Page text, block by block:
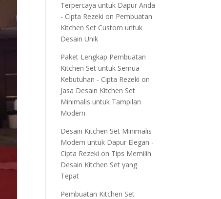
Terpercaya untuk Dapur Anda
- Cipta Rezeki on Pembuatan
Kitchen Set Custom untuk
Desain Unik
Paket Lengkap Pembuatan
Kitchen Set untuk Semua
Kebutuhan - Cipta Rezeki on
Jasa Desain Kitchen Set
Minimalis untuk Tampilan
Modern
Desain Kitchen Set Minimalis
Modern untuk Dapur Elegan -
Cipta Rezeki on Tips Memilih
Desain Kitchen Set yang
Tepat
Pembuatan Kitchen Set